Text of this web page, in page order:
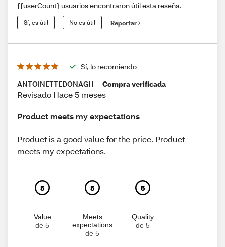
{{userCount} usuarios encontraron útil esta reseña.
Sí, es útil No es útil Reportar
Sí, lo recomiendo
ANTOINETTEDONAGH
Compra verificada
Revisado Hace 5 meses
Product meets my expectations
Product is a good value for the price. Product
meets my expectations.
5
Value
de 5
5
Meets
expectations
de 5
5
Quality
de 5